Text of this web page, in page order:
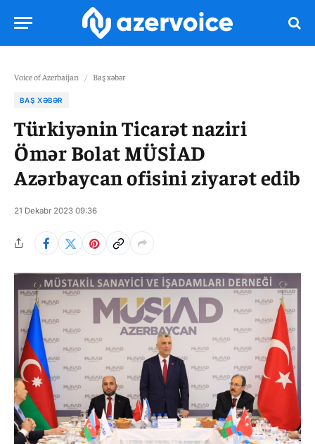
Voice of Azerbaijan / Baş xəbər
BAŞ XƏBƏR
Türkiyənin Ticarət naziri
Ömər Bolat MÜSİAD
Azərbaycan ofisini ziyarət edib
21 Dekabr 2023 09:36